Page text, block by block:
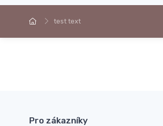
test text
Pro zákazníky